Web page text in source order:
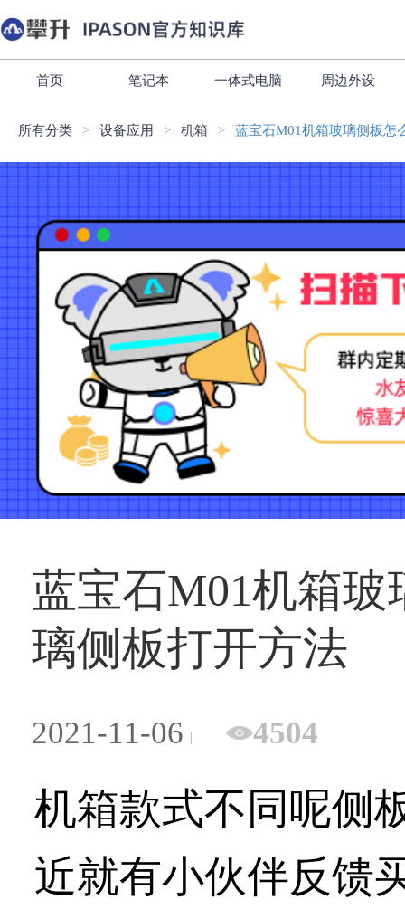
首页 笔记本 一体式电脑 周边外设
所有分类 设备应用 机箱
蓝宝石M01机箱
璃侧板打开方法
2021-11-06 4504
机箱款式不同呢侧
近就有小伙伴反馈